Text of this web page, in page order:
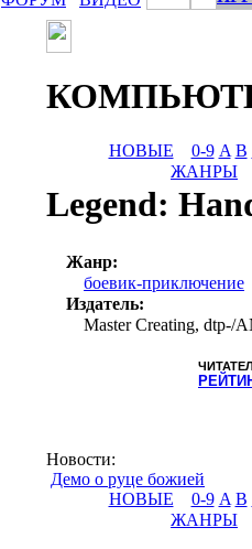
НОВЫЕ 0-9 A B
ЖАНРЫ
Legend:
Жанр:
боевик-приключение
Издатель:
Master Creating, dtp-/
Новости:
Демо о руце божией
НОВЫЕ
0-9 A B
ЖАНРЫ